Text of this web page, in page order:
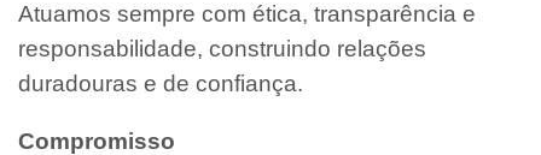
Atuamos sempre com ética, transparência e
responsabilidade, construindo relações
duradouras e de confiança.
Compromisso